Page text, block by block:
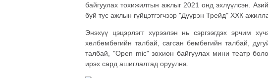
байгуулах тохижилтын ажлыг 2021 онд эхлүүлсэн.
буй тус ажлын гүйцэтгэгчээр "Дүүрэн Трейд" ХХК
Энэхүү цэцэрлэгт хүрээлэн нь сэргээгдэх эрчим
хөлбөмбөгийн талбай, сагсан бөмбөгийн талбай,
талбай, "Open mic" зохион байгуулах мини театр
ирэх сард ашиглалтад оруулна.